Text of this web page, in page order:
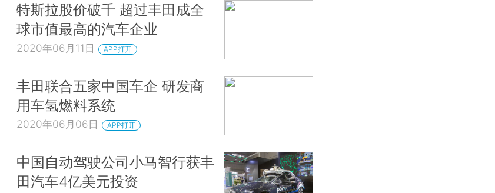
特斯拉股价破千 超过丰田成全
球市值最高的汽车企业
2020年06月11日 APP打开
丰田联合五家中国车企 研发商
用车氢燃料系统
2020年06月06日 APP打开
中国自动驾驶公司小马智行获丰
田汽车4亿美元投资